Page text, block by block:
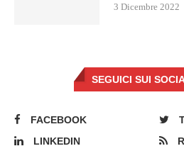
3 Dicembre 2022
SEGUICI SUI
FACEBOOK
LINKEDIN